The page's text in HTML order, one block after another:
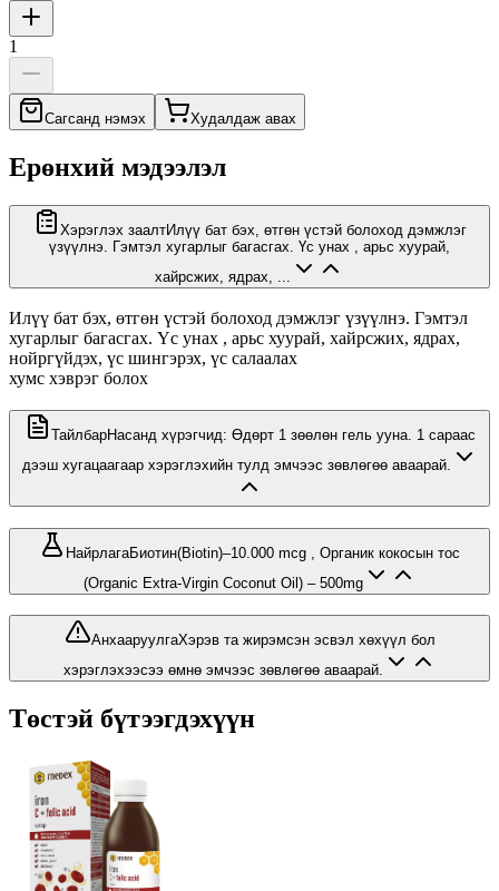
1
Сагсанд нэмэх Худалдаж авах
Ерөнхий мэдээлэл
Хэрэглэх заалтИлүү бат бэх, өтгөн үстэй болоход дэмжлэг
үзүүлнэ. Гэмтэл хугарлыг багасгах. Үс унах , арьс хуурай,
хайрсжих, ядрах, ...
Илүү бат бэх, өтгөн үстэй болоход дэмжлэг үзүүлнэ. Гэмтэл
хугарлыг багасгах. Үс унах , арьс хуурай, хайрсжих, ядрах,
нойргүйдэх, үс шингэрэх, үс салаалах
хумс хэврэг болох
ТайлбарНасанд хүрэгчид: Өдөрт 1 зөөлөн гель ууна. 1 сараас
дээш хугацаагаар хэрэглэхийн тулд эмчээс зөвлөгөө аваарай.
НайрлагаБиотин(Biotin)–10.000 mcg , Органик кокосын тос
(Organic Extra-Virgin Coconut Oil) – 500mg
АнхааруулгаХэрэв та жирэмсэн эсвэл хөхүүл бол
хэрэглэхээсээ өмнө эмчээс зөвлөгөө аваарай.
Төстэй бүтээгдэхүүн